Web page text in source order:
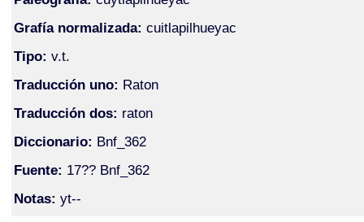
Grafía normalizada: cuitlapilhueyac
Tipo: v.t.
Traducción uno: Raton
Traducción dos: raton
Diccionario: Bnf_362
Fuente: 17?? Bnf_362
Notas: yt--